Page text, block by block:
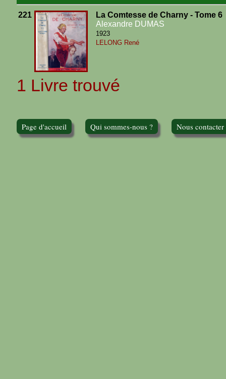
221
La Comtesse de Charny - Tome 6
Alexandre DUMAS
1923
LELONG René
1 Livre trouvé
Page d'accueil Qui sommes-nous ? Nous contacter